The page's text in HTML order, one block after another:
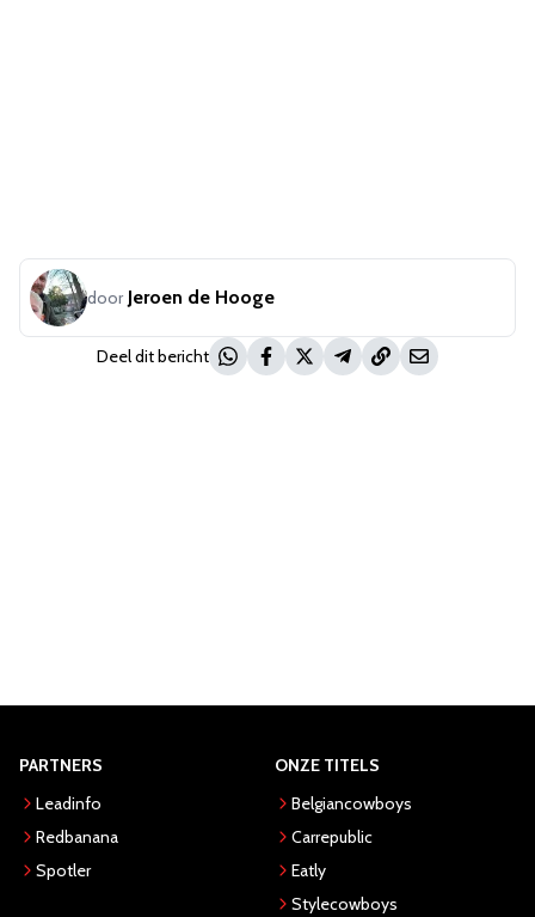
door Jeroen de Hooge
Deel dit bericht
PARTNERS
Leadinfo
Redbanana
Spotler
ONZE TITELS
Belgiancowboys
Carrepublic
Eatly
Stylecowboys